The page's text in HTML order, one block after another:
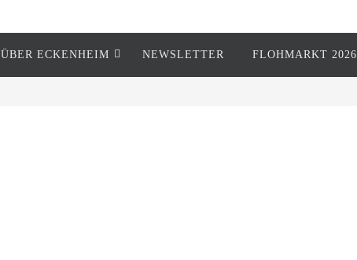
ÜBER ECKENHEIM NEWSLETTER FLOHMARKT 2026